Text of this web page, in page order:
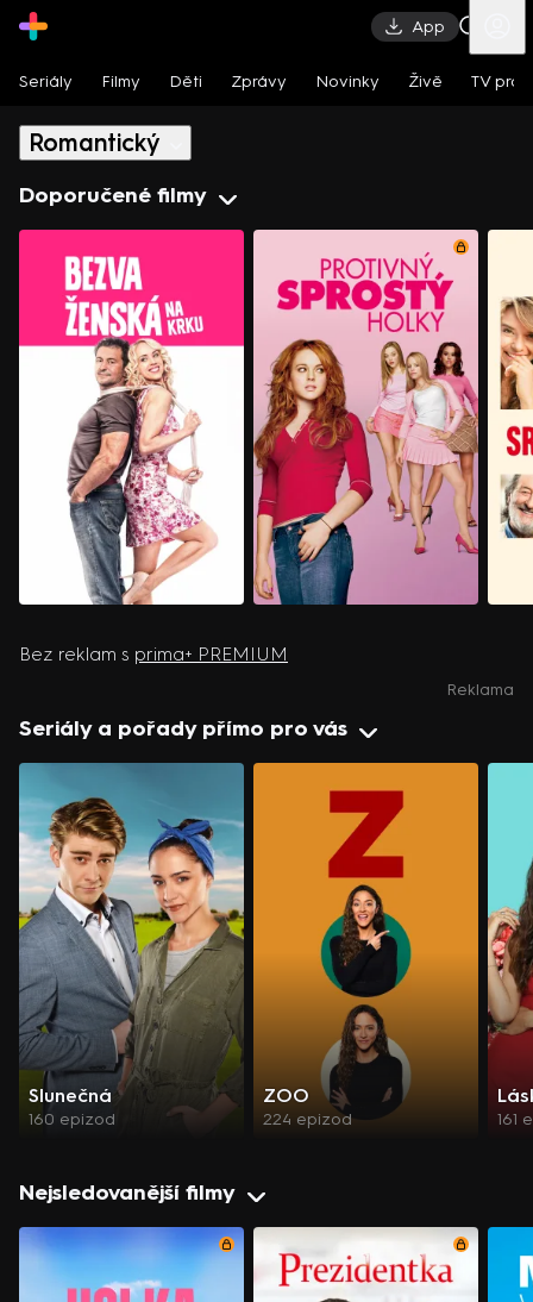
App
Seriály Filmy Děti Zprávy Novinky Živě TV
Romantický
Romantický
Doporučené filmy
Bez reklam s prima+ PREMIUM
Reklama
Seriály a pořady přímo pro vás
Slunečná
160 epizod
ZOO
224 epizod 161
Nejsledovanější filmy